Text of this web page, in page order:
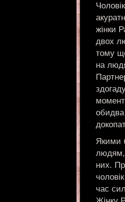
жінки
двох
тому
на
Якими
людям,
них.
час